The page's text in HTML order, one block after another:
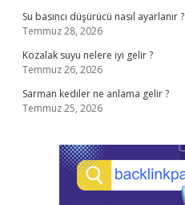
Su basıncı düşürücü nasıl ayarlanır ?
Temmuz 28, 2026
Kozalak suyu nelere iyi gelir ?
Temmuz 26, 2026
Sarman kediler ne anlama gelir ?
Temmuz 25, 2026